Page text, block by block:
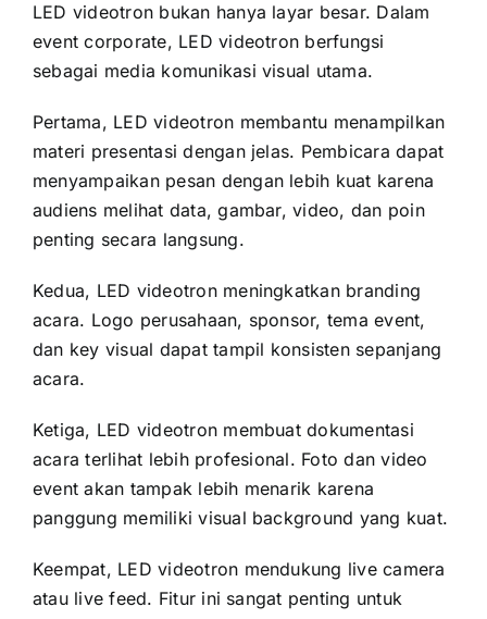
LED videotron bukan hanya layar besar. Dalam
event corporate, LED videotron berfungsi
sebagai media komunikasi visual utama.
Pertama, LED videotron membantu menampilkan
materi presentasi dengan jelas. Pembicara dapat
menyampaikan pesan dengan lebih kuat karena
audiens melihat data, gambar, video, dan poin
penting secara langsung.
Kedua, LED videotron meningkatkan branding
acara. Logo perusahaan, sponsor, tema event,
dan key visual dapat tampil konsisten sepanjang
acara.
Ketiga, LED videotron membuat dokumentasi
acara terlihat lebih profesional. Foto dan video
event akan tampak lebih menarik karena
panggung memiliki visual background yang kuat.
Keempat, LED videotron mendukung live camera
atau live feed. Fitur ini sangat penting untuk